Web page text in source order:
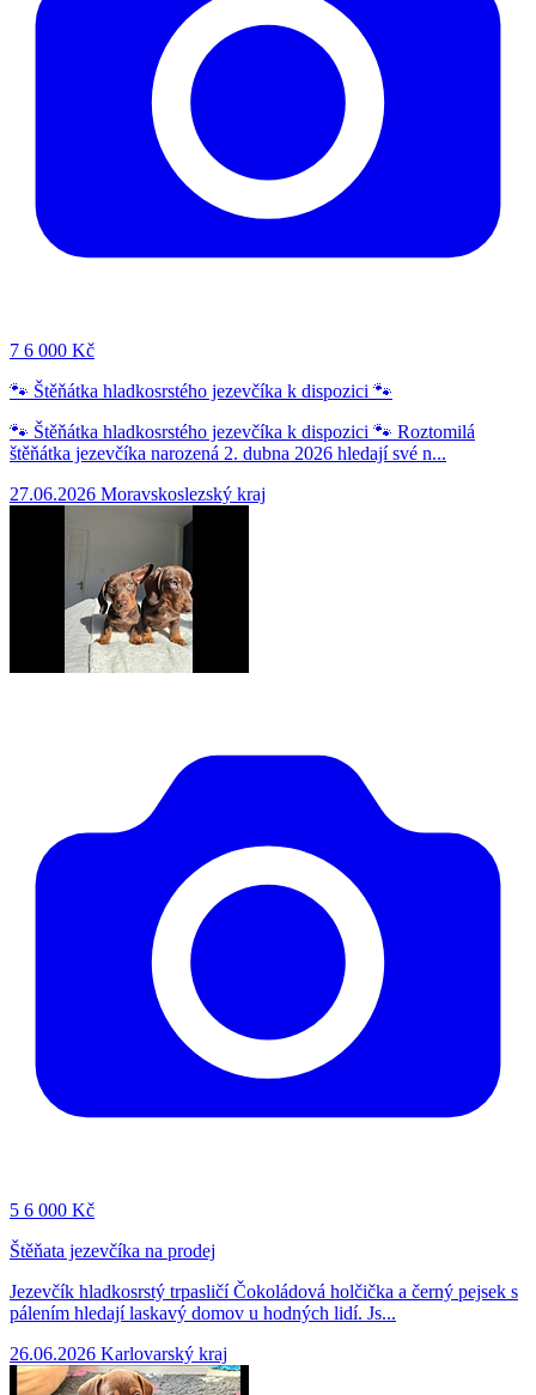
7 6 000 Kč
🐾 Štěňátka hladkosrstého jezevčíka k dispozici 🐾
🐾 Štěňátka hladkosrstého jezevčíka k dispozici 🐾 Roztomilá
štěňátka jezevčíka narozená 2. dubna 2026 hledají své n...
27.06.2026 Moravskoslezský kraj
5 6 000 Kč
Štěňata jezevčíka na prodej
Jezevčík hladkosrstý trpasličí Čokoládová holčička a černý pejsek s
pálením hledají laskavý domov u hodných lidí. Js...
26.06.2026 Karlovarský kraj